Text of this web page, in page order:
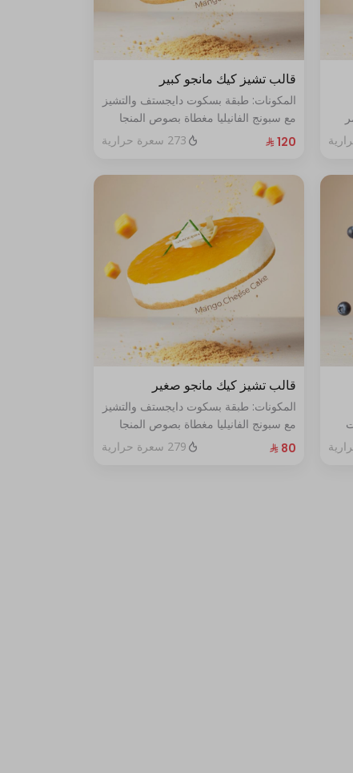
قالب تشيز كيك مانجو كبير
المكونات: طبقة بسكوت دايجستف والتشيز
مع سبونج الفانيليا مغطاة بصوص المنجا
الحجم: كبير يكفي ١٢ اشخاص
273 سعرة حرارية
قالب تشيز كيك مانجو صغير
المكونات: طبقة بسكوت دايجستف والتشيز
مع سبونج الفانيليا مغطاة بصوص المنجا
الحجم: صغير يكفي ٧ اشخاص
279 سعرة حرارية